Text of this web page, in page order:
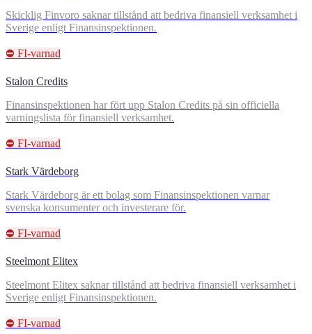
Skicklig Finvoro saknar tillstånd att bedriva finansiell verksamhet i
Sverige enligt Finansinspektionen.
⛔ FI-varnad
Stalon Credits
Finansinspektionen har fört upp Stalon Credits på sin officiella
varningslista för finansiell verksamhet.
⛔ FI-varnad
Stark Värdeborg
Stark Värdeborg är ett bolag som Finansinspektionen varnar
svenska konsumenter och investerare för.
⛔ FI-varnad
Steelmont Elitex
Steelmont Elitex saknar tillstånd att bedriva finansiell verksamhet i
Sverige enligt Finansinspektionen.
⛔ FI-varnad